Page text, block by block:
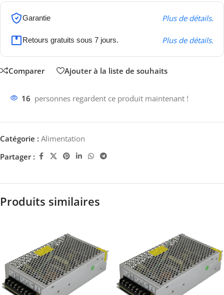
Garantie Plus de détails.
Retours gratuits sous 7 jours. Plus de détails.
Comparer Ajouter à la liste de souhaits
16 personnes regardent ce produit maintenant !
Catégorie : Alimentation
Partager :
Produits similaires